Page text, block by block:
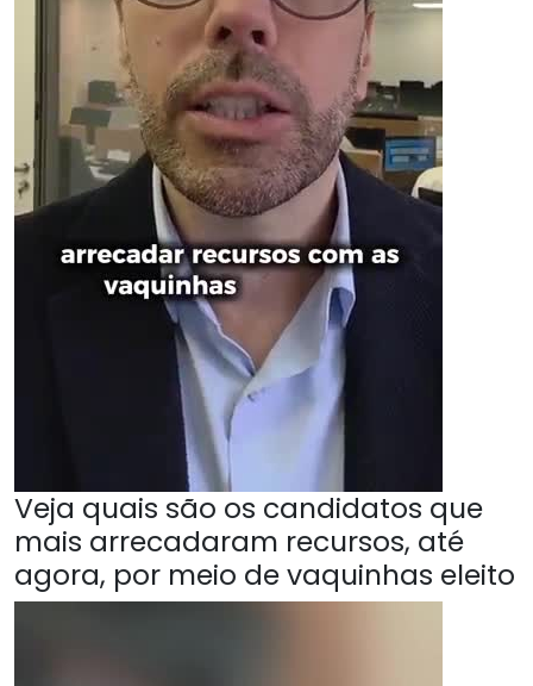
Veja quais são os candidatos que
mais arrecadaram recursos, até
agora, por meio de vaquinhas eleito